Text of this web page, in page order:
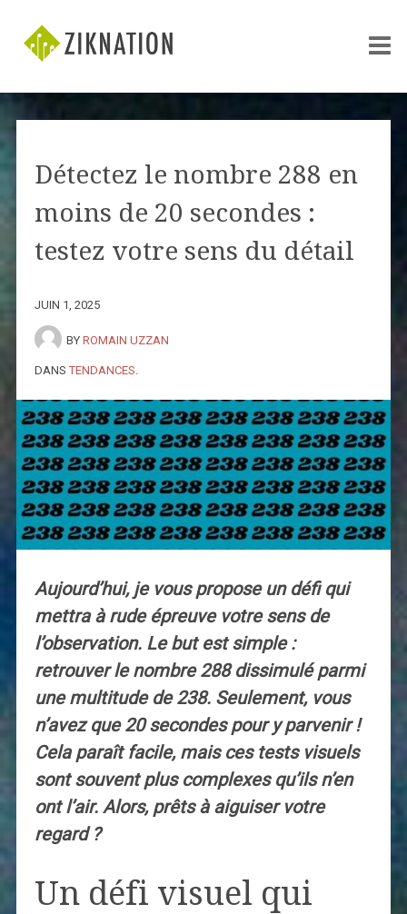
Détectez le nombre 288 en
moins de 20 secondes :
testez votre sens du détail
JUIN 1, 2025
BY ROMAIN UZZAN
DANS TENDANCES
Aujourd’hui, je vous propose un défi qui
mettra à rude épreuve votre sens de
l’observation. Le but est simple :
retrouver le nombre 288 dissimulé parmi
une multitude de 238. Seulement, vous
n’avez que 20 secondes pour y parvenir !
Cela paraît facile, mais ces tests visuels
sont souvent plus complexes qu’ils n’en
ont l’air. Alors, prêts à aiguiser votre
regard ?
Un défi visuel qui